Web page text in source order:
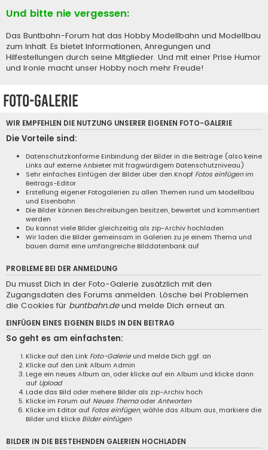
Und bitte nie vergessen:
Das Buntbahn-Forum hat das Hobby Modellbahn und Modellbau
zum Inhalt. Es bietet Informationen, Anregungen und
Hilfestellungen durch seine Mitglieder. Und mit einer Prise Humor
und Ironie macht unser Hobby noch mehr Freude!
Foto-Galerie
WIR EMPFEHLEN DIE NUTZUNG UNSERER EIGENEN FOTO-GALERIE
Die Vorteile sind:
Datenschutzkonforme Einbindung der Bilder in die Beiträge (also keine
Links auf externe Anbieter mit fragwürdigem Datenschutzniveau)
Sehr einfaches Einfügen der Bilder über den Knopf Fotos einfügenim
Beitrags-Editor
Erstellung eigener Fotogalerien zu allen Themen rund um Modellbau
und Eisenbahn
Die Bilder können Beschreibungen besitzen, bewertet und kommentiert
werden
Du kannst viele Bilder gleichzeitig als zip-Archiv hochladen
Wir laden die Bilder gemeinsam in Galerien zu je einem Thema und
bauen damit eine umfangreiche Bilddatenbank auf
PROBLEME BEI DER ANMELDUNG
Du musst Dich in der Foto-Galerie zusätzlich mit den
Zugangsdaten des Forums anmelden. Lösche bei Problemen
die Cookies für buntbahn.deund melde Dich erneut an.
EINFÜGEN EINES EIGENEN BILDS IN DEN BEITRAG
So geht es am einfachsten:
Klicke auf den Link Foto-Galerieund melde Dich ggf. an
Klicke auf den LinkAlbum Admin
Lege ein neues Album an, oder klicke auf ein Album und klicke dann
auf Upload
Lade das Bild oder mehere Bilder als zip-Archiv hoch
Klicke im Forum auf Neues ThemaoderAntworten
Klicke im Editor auf Fotos einfügen , wähle das Album aus, markiere die
Bilder und klicke Bilder einfügen
BILDER IN DIE BESTEHENDEN GALERIEN HOCHLADEN